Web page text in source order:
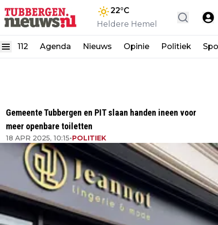
22°C
Heldere Hemel
112 Agenda Nieuws Opinie Politiek
Gemeente Tubbergen en PIT slaan handen ineen voor
meer openbare toiletten
18 APR 2025, 10:15•POLITIEK